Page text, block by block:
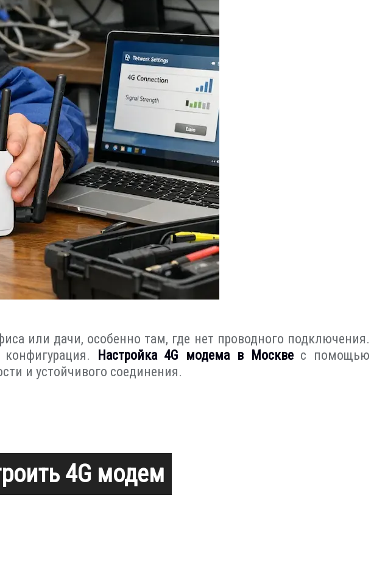
или дачи, особенно там, где нет проводного подключения.
Настройка 4G модема в Москвес помощью
и устойчивого соединения.
4G модем